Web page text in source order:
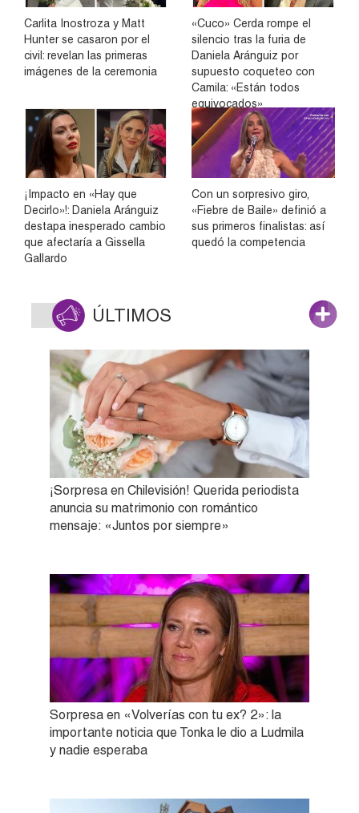
Carlita Inostroza y Matt
Hunter se casaron por el
civil: revelan las primeras
imágenes de la ceremonia
«Cuco» Cerda rompe el
silencio tras la furia de
Daniela Aránguiz por
supuesto coqueteo con
Camila: «Están todos
equivocados»
¡Impacto en «Hay que
Decirlo»!: Daniela Aránguiz
destapa inesperado cambio
que afectaría a Gissella
Gallardo
Con un sorpresivo giro,
«Fiebre de Baile» definió a
sus primeros finalistas: así
quedó la competencia
ÚLTIMOS
¡Sorpresa en Chilevisión! Querida periodista
anuncia su matrimonio con romántico
mensaje: «Juntos por siempre»
Sorpresa en «Volverías con tu ex? 2»: la
importante noticia que Tonka le dio a Ludmila
y nadie esperaba